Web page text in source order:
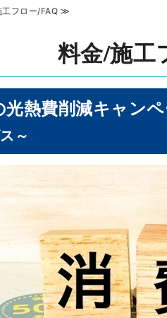
フロー/FAQ ≫
料金/施工
光熱費削減キャン
～